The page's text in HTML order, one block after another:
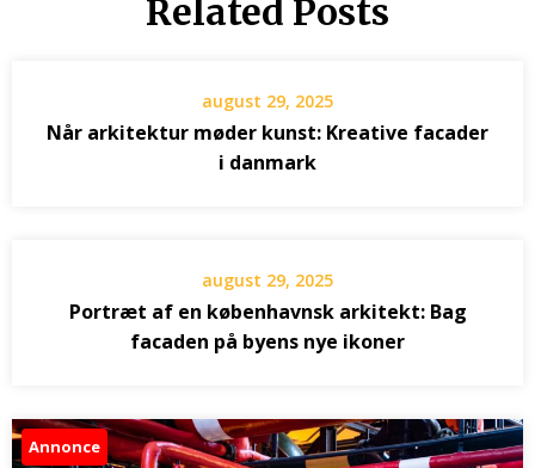
Related Posts
august 29, 2025
Når arkitektur møder kunst: Kreative facader
i danmark
august 29, 2025
Portræt af en københavnsk arkitekt: Bag
facaden på byens nye ikoner
Annonce